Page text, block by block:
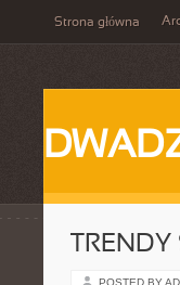
Strona główna
POSTED BY